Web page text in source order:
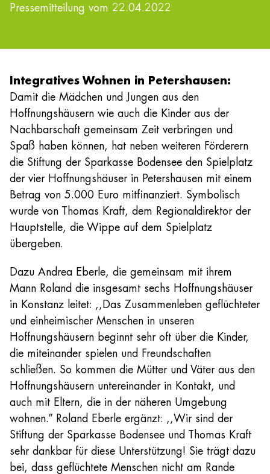
Pressemitteilung vom 22.04.2022
Integratives Wohnen in Petershausen:
Damit die Mädchen und Jungen aus den
Hoffnungshäusern wie auch die Kinder aus der
Nachbarschaft gemeinsam Zeit verbringen und
Spaß haben können, hat neben weiteren Förderern
die Stiftung der Sparkasse Bodensee den Spielplatz
der vier Hoffnungshäuser in Petershausen mit einem
Betrag von 5.000 Euro mitfinanziert. Symbolisch
wurde von Thomas Kraft, dem Regionaldirektor der
Hauptstelle, die Wippe auf dem Spielplatz
übergeben.
Dazu Andrea Eberle, die gemeinsam mit ihrem
Mann Roland die insgesamt sechs Hoffnungshäuser
in Konstanz leitet: ,,Das Zusammenleben geflüchteter
und einheimischer Menschen in unseren
Hoffnungshäusern beginnt sehr oft über die Kinder,
die miteinander spielen und Freundschaften
schließen. So kommen die Mütter und Väter aus den
Hoffnungshäusern untereinander in Kontakt, und
auch mit Eltern, die in der näheren Umgebung
wohnen.” Roland Eberle ergänzt: ,,Wir sind der
Stiftung der Sparkasse Bodensee und Thomas Kraft
sehr dankbar für diese Unterstützung! Sie trägt dazu
bei, dass geflüchtete Menschen nicht am Rande